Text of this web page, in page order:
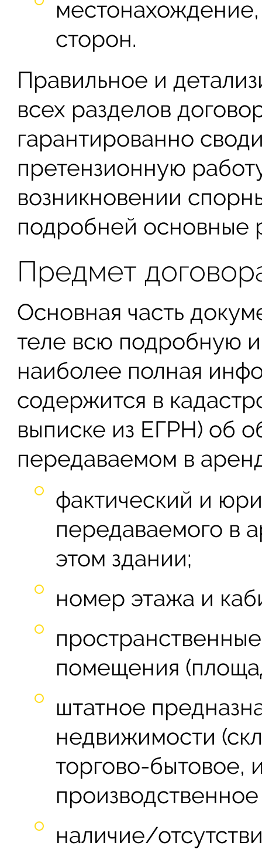
сторон.
Правильное и
всех разделов
гарантированно
претензионную
возникновении
подробней основные
Предмет
Основная часть
теле всю подробную
наиболее полная
содержится в
выписке из ЕГРН) об
передаваемом в
фактический и
передаваемого в
этом здании;
номер этажа и
помещения
штатное
недвижимости
торгово-бытовое,
наличие/